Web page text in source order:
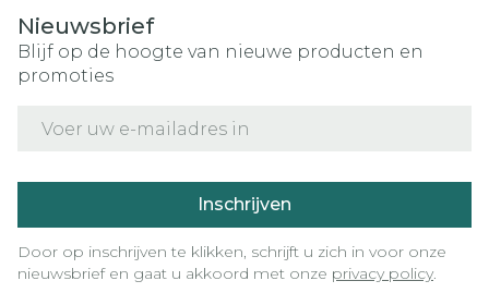
Nieuwsbrief
Blijf op de hoogte van nieuwe producten en
promoties
Inschrijven
Door op inschrijven te klikken, schrijft u zich in voor onze
nieuwsbrief en gaat u akkoord met onze privacy policy.